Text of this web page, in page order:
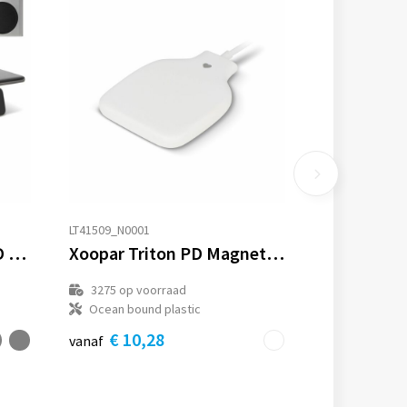
Xoopar Reddi Charge PD klok met draadloze oplader
LT41509_N0001
Xoopar Triton PD Magnetic Wireless Charger
3275 op voorraad
Ocean bound plastic
vanaf € 10,28